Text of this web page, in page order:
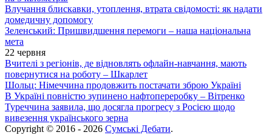
Влучання блискавки, утоплення, втрата свідомості: як надати
домедичну допомогу
Зеленський: Пришвидшення перемоги – наша національна
мета
22 червня
Вчителі з регіонів, де відновлять офлайн-навчання, мають
повернутися на роботу – Шкарлет
Шольц: Німеччина продовжить постачати зброю Україні
В Україні повністю зупинено нафтопереробку – Вітренко
Туреччина заявила, що досягла прогресу з Росією щодо
вивезення українського зерна
Copyright © 2016 - 2026 Сумські Дебати.